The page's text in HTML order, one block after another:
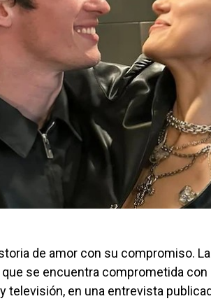
de amor con su compromiso. La
se encuentra comprometida con
televisión, en una entrevista